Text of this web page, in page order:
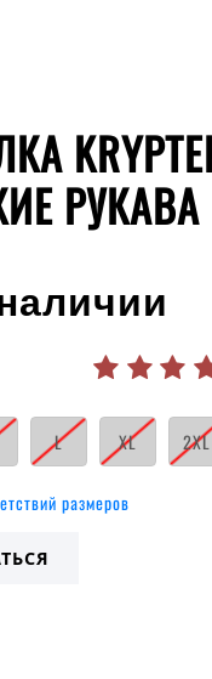
РУКАВА
L XL 2XL
размеров